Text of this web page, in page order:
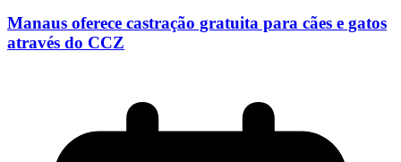
Manaus oferece castração gratuita para cães e gatos
através do CCZ